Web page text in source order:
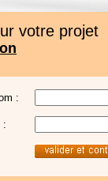
votre projet
:
: